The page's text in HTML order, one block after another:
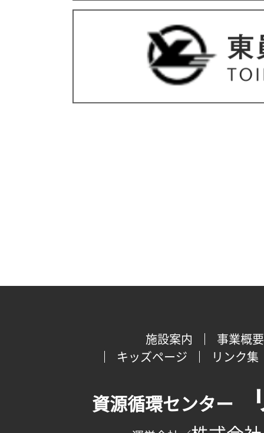
施設案内
事業概要
キッズページ
リンク集
資源循環センター